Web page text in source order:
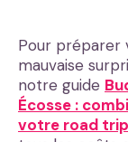
Pour préparer
mauvaise
notre guide
Écosse :
votre road